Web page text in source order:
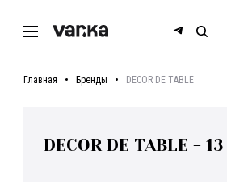
Главная Бренды DECOR DE TABLE
DECOR DE TABLE -13